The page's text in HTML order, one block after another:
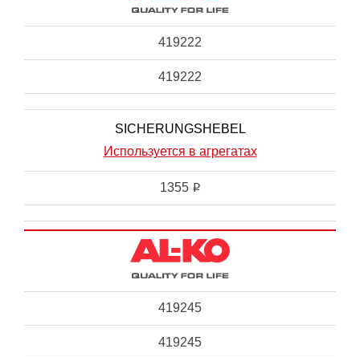
419222
419222
SICHERUNGSHEBEL
Используется в агрегатах
1355 i
419245
419245